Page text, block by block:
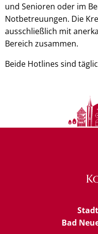
und Senioren oder im
Notbetreuungen. Die
ausschließlich mit
Bereich zusammen.
Beide Hotlines sind
Bad